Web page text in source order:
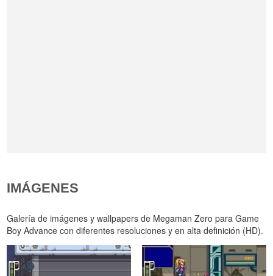
IMÁGENES
Galería de imágenes y wallpapers de Megaman Zero para Game
Boy Advance con diferentes resoluciones y en alta definición (HD).